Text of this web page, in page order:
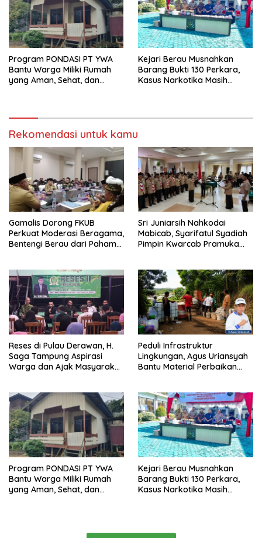
Program PONDASI PT YWA
Bantu Warga Miliki Rumah
yang Aman, Sehat, dan
Kejari Berau Musnahkan
Barang Bukti 130 Perkara,
Kasus Narkotika Masih
Rekomendasi untuk kamu
Gamalis Dorong FKUB
Perkuat Moderasi Beragama,
Bentengi Berau dari Paham
Sri Juniarsih Nahkodai
Mabicab, Syarifatul Syadiah
Pimpin Kwarcab Pramuka
Reses di Pulau Derawan, H.
Saga Tampung Aspirasi
Warga dan Ajak Masyarakat
Peduli Infrastruktur
Lingkungan, Agus Uriansyah
Bantu Material Perbaikan
Program PONDASI PT YWA
Bantu Warga Miliki Rumah
yang Aman, Sehat, dan
Kejari Berau Musnahkan
Barang Bukti 130 Perkara,
Kasus Narkotika Masih